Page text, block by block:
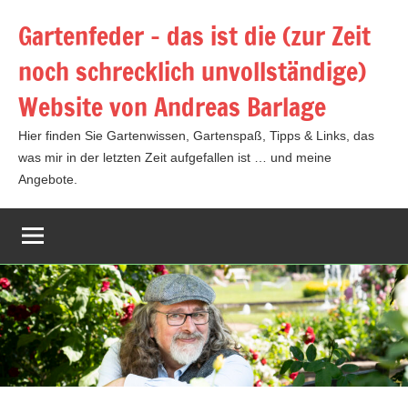
InhaltGartenfeder – das ist die (zur Zeit
noch schrecklich unvollständige)
Website von Andreas Barlage
Hier finden Sie Gartenwissen, Gartenspaß, Tipps & Links, das
was mir in der letzten Zeit aufgefallen ist … und meine
Angebote.